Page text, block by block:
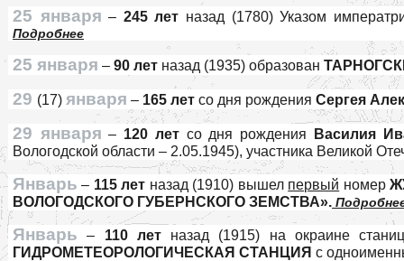
25 января – 245 лет назад (1780) Указом
Подробнее
25 января – 90 лет назад (1935) образован
29 (17) января – 165 лет со дня рождения Сергея
29 января – 120 летсо дня рождения
Василия
Вологодской области – 2.05.1945), участника Великой
Январь – 115 лет назад (1910) вышел первый номер
ВОЛОГОДСКОГО ГУБЕРНСКОГО ЗЕМСТВА».
Январь – 110 летназад (1915) на окраине
ГИДРОМЕТЕОРОЛОГИЧЕСКАЯ СТАНЦИЯ с